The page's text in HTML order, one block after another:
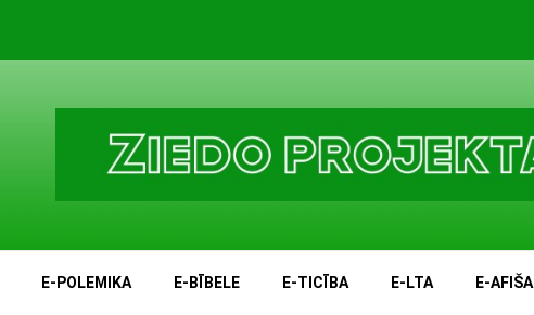
E-POLEMIKA E-BĪBELE E-TICĪBA E-LTA E-AFIŠA